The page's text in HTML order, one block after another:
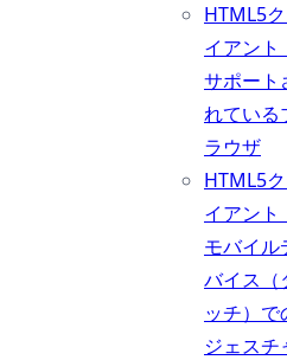
HTML5
イアント
サポート
れている
ラウザ
HTML5
イアント
モバイル
バイス（
ッチ）で
ジェスチ